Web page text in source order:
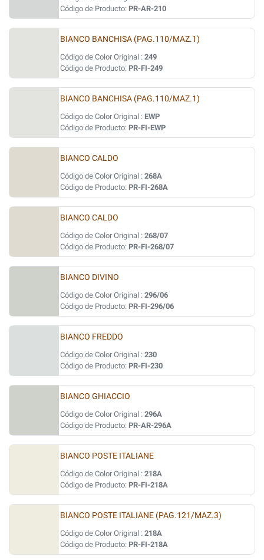
Código de Producto: PR-AR-210
BIANCO BANCHISA (PAG.110/MAZ.1)
Código de Color Original : 249
Código de Producto: PR-FI-249
BIANCO BANCHISA (PAG.110/MAZ.1)
Código de Color Original : EWP
Código de Producto: PR-FI-EWP
BIANCO CALDO
Código de Color Original : 268A
Código de Producto: PR-FI-268A
BIANCO CALDO
Código de Color Original : 268/07
Código de Producto: PR-FI-268/07
BIANCO DIVINO
Código de Color Original : 296/06
Código de Producto: PR-FI-296/06
BIANCO FREDDO
Código de Color Original : 230
Código de Producto: PR-FI-230
BIANCO GHIACCIO
Código de Color Original : 296A
Código de Producto: PR-AR-296A
BIANCO POSTE ITALIANE
Código de Color Original : 218A
Código de Producto: PR-FI-218A
BIANCO POSTE ITALIANE (PAG.121/MAZ.3)
Código de Color Original : 218A
Código de Producto: PR-FI-218A